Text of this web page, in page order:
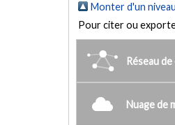
Monter d'un niveau
Pour citer ou
Réseau
Nuage de